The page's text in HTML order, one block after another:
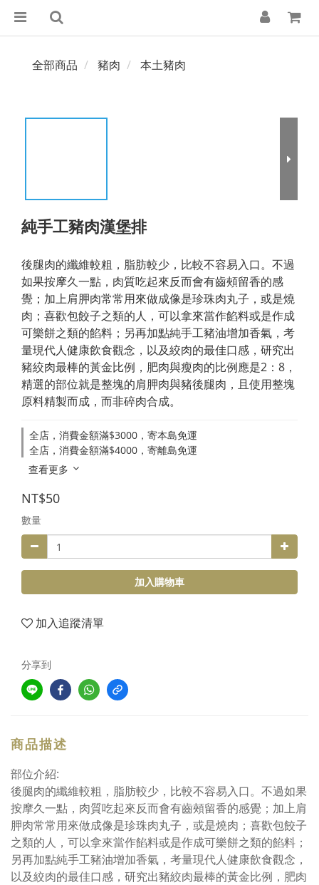
全部商品 豬肉 本土豬肉
純手工豬肉漢堡排
後腿肉的纖維較粗，脂肪較少，比較不容易入口。不過
如果按摩久一點，肉質吃起來反而會有齒頰留香的感
覺；加上肩胛肉常常用來做成像是珍珠肉丸子，或是燒
肉；喜歡包餃子之類的人，可以拿來當作餡料或是作成
可樂餅之類的餡料；另再加點純手工豬油增加香氣，考
量現代人健康飲食觀念，以及絞肉的最佳口感，研究出
豬絞肉最棒的黃金比例，肥肉與瘦肉的比例應是2：8，
精選的部位就是整塊的肩胛肉與豬後腿肉，且使用整塊
原料精製而成，而非碎肉合成。
全店，消費金額滿$3000，寄本島免運
全店，消費金額滿$4000，寄離島免運
查看更多
NT$50
數量
加入購物車
加入追蹤清單
分享到
商品描述
部位介紹:
後腿肉的纖維較粗，脂肪較少，比較不容易入口。不過如果
按摩久一點，肉質吃起來反而會有齒頰留香的感覺；加上肩
胛肉常常用來做成像是珍珠肉丸子，或是燒肉；喜歡包餃子
之類的人，可以拿來當作餡料或是作成可樂餅之類的餡料；
另再加點純手工豬油增加香氣，考量現代人健康飲食觀念，
以及絞肉的最佳口感，研究出豬絞肉最棒的黃金比例，肥肉